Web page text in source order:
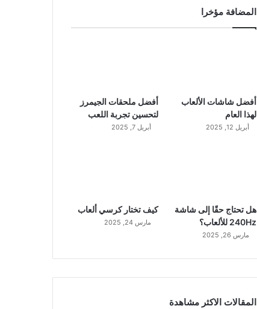
ب
u
ت
ا
م
k
k
س
المضافة مؤخرا
أفضل شاشات الألعاب
لهذا العام
أبريل 12, 2025
أفضل ملحقات الجيمرز
لتحسين تجربة اللعب
أبريل 7, 2025
هل تحتاج حقًا إلى شاشة
240Hz للألعاب؟
مارس 26, 2025
كيف تختار كرسي ألعاب
مارس 24, 2025
المقالات الاكثر مشاهدة